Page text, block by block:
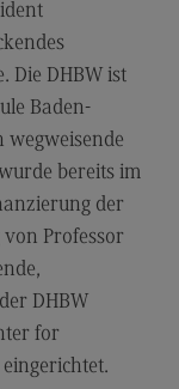
Die DHBW ist
Baden-
wegweisende
bereits im
der
Professor
DHBW
for